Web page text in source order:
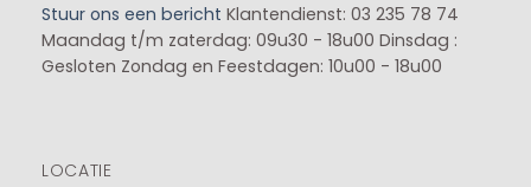
Stuur ons een bericht Klantendienst: 03 235 78 74
Maandag t/m zaterdag: 09u30 - 18u00 Dinsdag :
Gesloten Zondag en Feestdagen: 10u00 - 18u00
LOCATIE